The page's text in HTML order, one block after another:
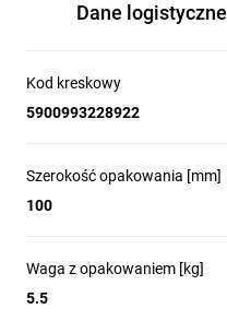
Dane logistyczne
Kod kreskowy
5900993228922
Szerokość opakowania [mm]
100
Waga z opakowaniem [kg]
5.5